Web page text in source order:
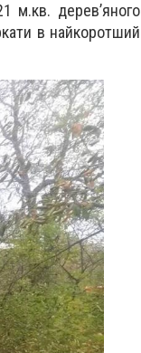
м.кв. дерев’яного
в найкоротший